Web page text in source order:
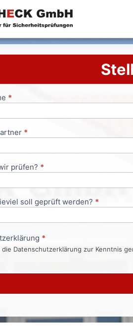
*
*
prüfen? *
soll geprüft werden? *
*
die Datenschutzerklärung zur Kenntnis